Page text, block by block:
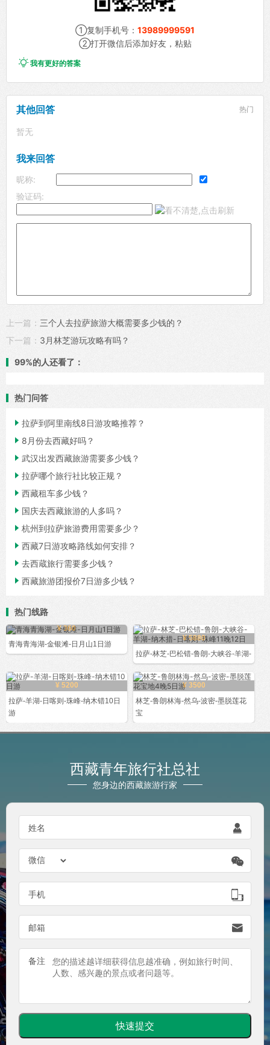
①复制手机号： 13989999591
②打开微信后添加好友，粘贴
我有更好的答案
其他回答 热门
暂无
我来回答
昵称:
验证码:
上一篇： 三个人去拉萨旅游大概需要多少钱的？
下一篇： 3月林芝游玩攻略有吗？
99%的人还看了：
热门问答
 拉萨到阿里南线8日游攻略推荐？
 8月份去西藏好吗？
 武汉出发西藏旅游需要多少钱？
 拉萨哪个旅行社比较正规？
 西藏租车多少钱？
 国庆去西藏旅游的人多吗？
 杭州到拉萨旅游费用需要多少？
 西藏7日游攻略路线如何安排？
 去西蔵旅行需要多少钱？
 西藏旅游团报价7日游多少钱？
热门线路
¥ 360
青海青海湖-金银滩-日月山1日游
¥ 5880
拉萨-林芝-巴松错-鲁朗-大峡谷-羊湖-
¥ 5200
拉萨-羊湖-日喀则-珠峰-纳木错10日
游
¥ 3500
林芝-鲁朗林海-然乌-波密-墨脱莲花
宝
西藏青年旅行社总社
您身边的西藏旅游行家
姓名 

手机 
邮箱 
备注